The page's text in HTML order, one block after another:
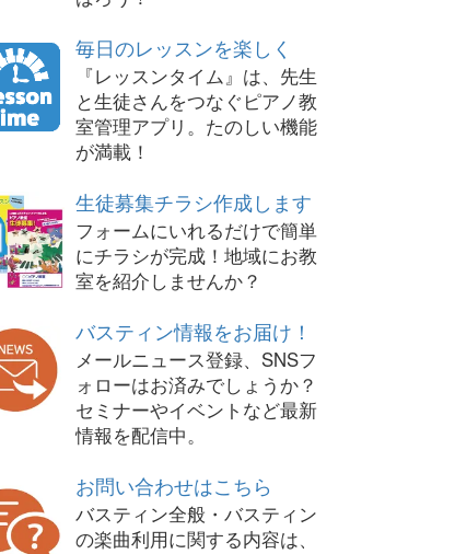
毎日のレッスンを楽しく
『レッスンタイム』は、先生
と生徒さんをつなぐピアノ教
室管理アプリ。たのしい機能
が満載！
生徒募集チラシ作成します
フォームにいれるだけで簡単
にチラシが完成！地域にお教
室を紹介しませんか？
バスティン情報をお届け！
メールニュース登録、SNSフ
ォローはお済みでしょうか？
セミナーやイベントなど最新
情報を配信中。
お問い合わせはこちら
バスティン全般・バスティン
の楽曲利用に関する内容は、